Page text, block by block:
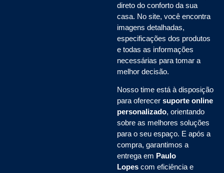
direto do conforto da sua
casa. No site, você encontra
imagens detalhadas,
especificações dos produtos
e todas as informações
necessárias para tomar a
melhor decisão.
Nosso time está à disposição
para oferecer suporte online
personalizado, orientando
sobre as melhores soluções
para o seu espaço. E após a
compra, garantimos a
entrega em Paulo
Lopes com eficiência e